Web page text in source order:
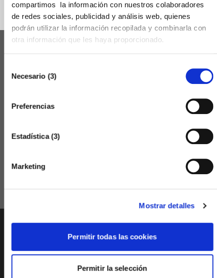
compartimos la información con nuestros colaboradores
de redes sociales, publicidad y análisis web, quienes
podrán utilizar la información recopilada y combinarla con
otra información que les haya proporcionado.
Necesario (3)
Preferencias
Estadística (3)
Marketing
Mostrar detalles
Permitir todas las cookies
Permitir la selección
ENACTIO - CLUB DE NEGOCIOS
La Cambra
Portal de transparència